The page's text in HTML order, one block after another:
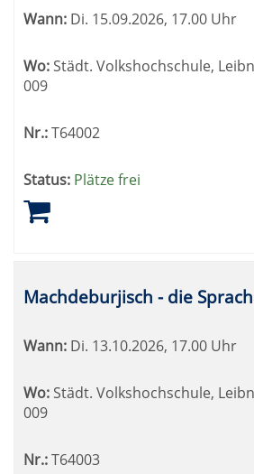
Wann: Di. 15.09.2026, 17.00 Uhr
Wo:Städt. Volkshochschule,
009
Nr.:T64002
Status: Plätze frei
Machdeburjisch - die
Wann: Di. 13.10.2026, 17.00 Uhr
Wo: Städt. Volkshochschule,
009
Nr.:T64003